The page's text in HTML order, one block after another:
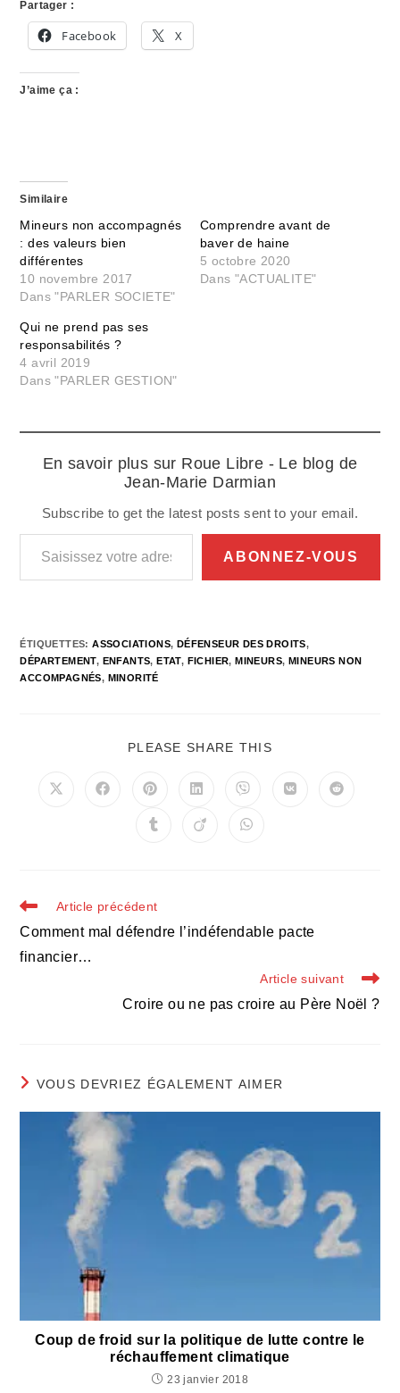
Partager :
Facebook X
J’aime ça :
Similaire
Mineurs non accompagnés
: des valeurs bien
différentes
10 novembre 2017
Dans "PARLER SOCIETE"
Comprendre avant de
baver de haine
5 octobre 2020
Dans "ACTUALITE"
Qui ne prend pas ses
responsabilités ?
4 avril 2019
Dans "PARLER GESTION"
En savoir plus sur Roue Libre - Le blog de
Jean-Marie Darmian
Subscribe to get the latest posts sent to your email.
Saisissez votre adresse e-mail…
ABONNEZ-VOUS
ÉTIQUETTES:ASSOCIATIONS, DÉFENSEUR DES DROITS,
DÉPARTEMENT, ENFANTS, ETAT, FICHIER, MINEURS, MINEURS NON
ACCOMPAGNÉS, MINORITÉ
PLEASE SHARE THIS
Ouvrir
Ouvrir
Ouvrir
une
autre
Ouvrir
une
autre
Ouvrir
une
autre
Ouvrir
Ouvrir
Ouvrir
Ouvrir
Ouvrir
Read
more
Article précédent
Comment mal défendre l’indéfendable pacte
financier…
Article suivant
Croire ou ne pas croire au Père Noël ?
VOUS DEVRIEZ ÉGALEMENT AIMER
Coup de froid sur la politique de lutte contre le
réchauffement climatique
23 janvier 2018